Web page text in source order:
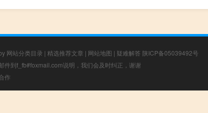
网站分类目录 | 精选推荐文章 | 网站地图 | 疑难解答 陕ICP备05039492号
件到f_fb#foxmail.com说明，我们会及时纠正，谢谢
作